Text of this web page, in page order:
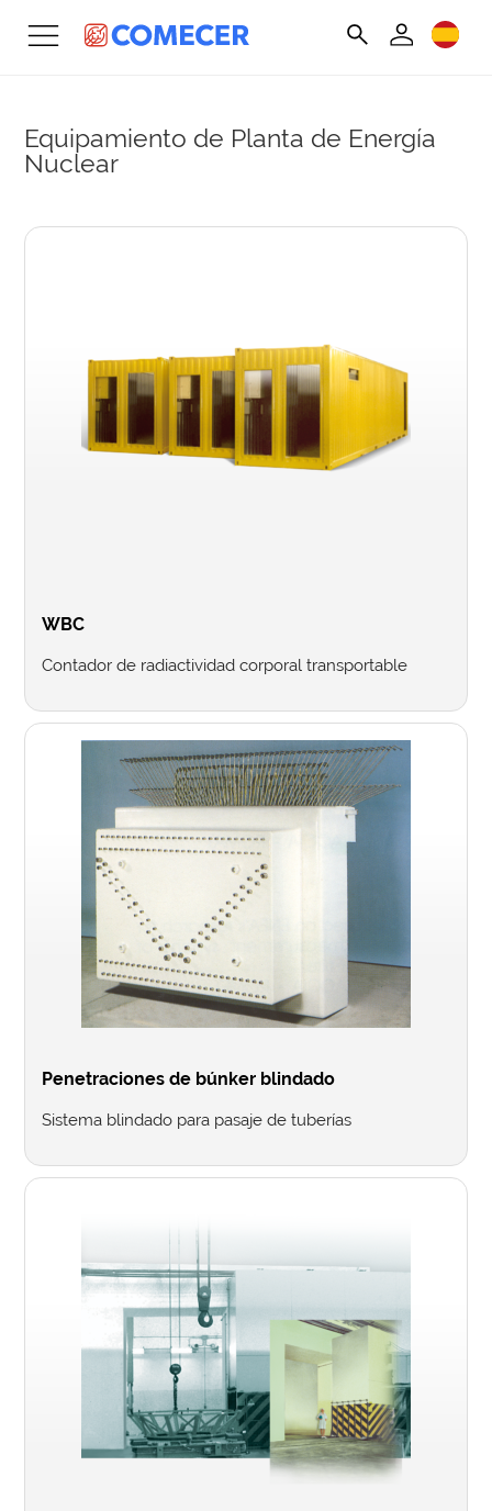
Equipamiento de Planta de Energía
Nuclear
WBC
Contador de radiactividad corporal transportable
Penetraciones de búnker blindado
Sistema blindado para pasaje de tuberías